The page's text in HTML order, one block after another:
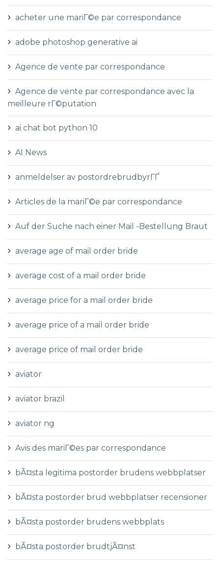
acheter une mariГ©e par correspondance
adobe photoshop generative ai
Agence de vente par correspondance
Agence de vente par correspondance avec la
meilleure rГ©putation
ai chat bot python 10
AI News
anmeldelser av postordrebrudbyrГҐ
Articles de la mariГ©e par correspondance
Auf der Suche nach einer Mail -Bestellung Braut
average age of mail order bride
average cost of a mail order bride
average price for a mail order bride
average price of a mail order bride
average price of mail order bride
aviator
aviator brazil
aviator ng
Avis des mariГ©es par correspondance
bÃ¤sta legitima postorder brudens webbplatser
bÃ¤sta postorder brud webbplatser recensioner
bÃ¤sta postorder brudens webbplats
bÃ¤sta postorder brudtjÃ¤nst